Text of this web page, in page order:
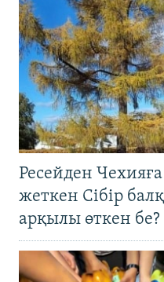
Ресейден
жеткен Сібір
арқылы өткен бе?